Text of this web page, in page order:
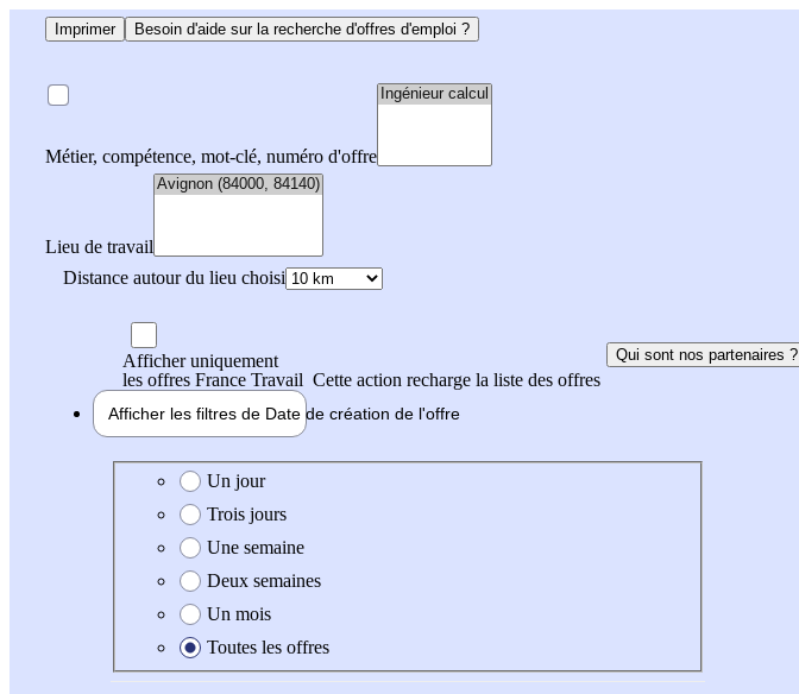
Imprimer Besoin d'aide sur la recherche d'offres d'emploi ?
Métier, compétence, mot-clé, numéro d'offre
Lieu de travail
Distance autour du lieu choisi
Afficher uniquement
les offres France Travail Cette action recharge la liste des offres
Qui sont nos partenaires ?
Afficher les filtres de Date de création de l'offre
Date de création de l'offre
Un jour
Trois jours
Une semaine
Deux semaines
Un mois
Toutes les offres